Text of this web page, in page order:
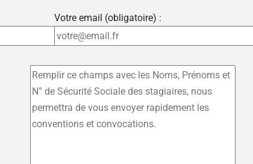
Votre email (obligatoire) :